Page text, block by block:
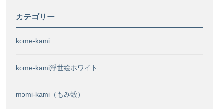
カテゴリー
kome-kami
kome-kami浮世絵ホワイト
momi-kami（もみ殻）